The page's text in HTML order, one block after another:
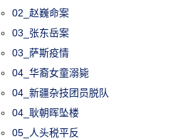
02_赵巍命案
03_张东岳案
03_萨斯疫情
04_华裔女童溺毙
04_新疆杂技团员脱队
04_耿朝晖坠楼
05_人头税平反